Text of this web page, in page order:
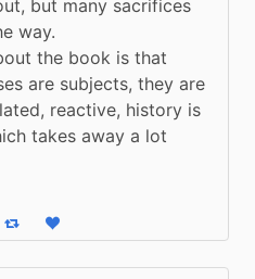
but many sacrifices
way.
the book is that
are subjects, they are
reactive, history is
takes away a lot
Boost statusLike status